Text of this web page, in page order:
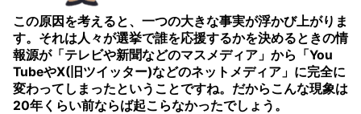
この原因を考えると、一つの大きな事実が浮かび上がりま
す。それは人々が選挙で誰を応援するかを決めるときの情
報源が「テレビや新聞などのマスメディア」から「You
TubeやX(旧ツイッター)などのネットメディア」に完全に
変わってしまったということですね。だからこんな現象は
20年くらい前ならば起こらなかったでしょう。